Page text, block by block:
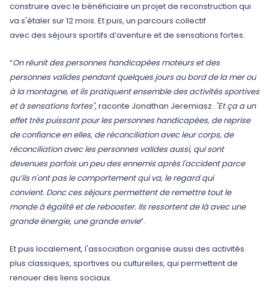
construire avec le bénéficiaire un projet de reconstruction qui
va s'étaler sur 12 mois. Et puis, un parcours collectif
avec des séjours sportifs d’aventure et de sensations fortes.
“On réunit des personnes handicapées moteurs et des
personnes valides pendant quelques jours au bord de la mer ou
à la montagne, et ils pratiquent ensemble des activités sportives
et à sensations fortes", raconte Jonathan Jeremiasz. "Et ça a un
effet très puissant pour les personnes handicapées, de reprise
de confiance en elles, de réconciliation avec leur corps, de
réconciliation avec les personnes valides aussi, qui sont
devenues parfois un peu des ennemis après l'accident parce
qu’ils n'ont pas le comportement qui va, le regard qui
convient. Donc ces séjours permettent de remettre tout le
monde à égalité et de rebooster. Ils ressortent de là avec une
grande énergie, une grande envie”.
Et puis localement, l'association organise aussi des activités
plus classiques, sportives ou culturelles, qui permettent de
renouer des liens sociaux.